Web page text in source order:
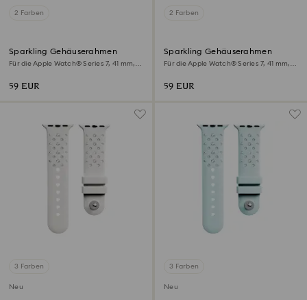
2 Farben
Sparkling Gehäuserahmen
Für die Apple Watch® Series 7, 41 mm,
59 EUR
2 Farben
Sparkling Gehäuserahmen
Für die Apple Watch® Series 7, 41 mm,
59 EUR
3 Farben
Neu
3 Farben
Neu